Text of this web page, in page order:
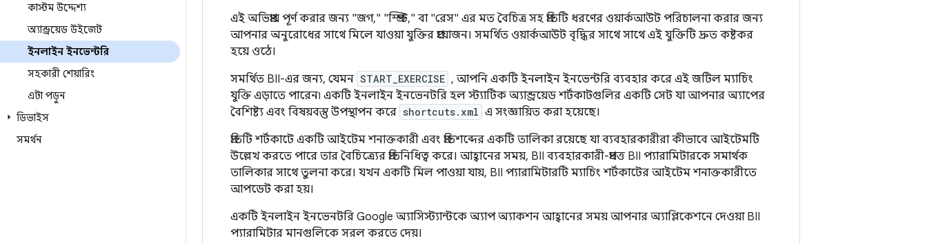
কাস্টম উদ্দেশ্য
অ্যান্ড্রয়েড উইজেট
ইনলাইন ইনভেন্টরি
সহকারী শেয়ারিং
এটা পড়ুন
ডিভাইস
সমর্থন
এই অভিপ্রায় পূর্ণ করার জন্য "জগ," "স্প্রিন্ট," বা "রেস" এর মত বৈচিত্র সহ প্রতিটি ধরণের ওয়ার্কআউট পরিচালনা করার জন্য
আপনার অনুরোধের সাথে মিলে যাওয়া যুক্তির প্রয়োজন। সমর্থিত ওয়ার্কআউট বৃদ্ধির সাথে সাথে এই যুক্তিটি দ্রুত কষ্টকর
হয়ে ওঠে।
সমর্থিত BII-এর জন্য, যেমন START_EXERCISE , আপনি একটি ইনলাইন ইনভেন্টরি ব্যবহার করে এই জটিল ম্যাচিং
যুক্তি এড়াতে পারেন৷ একটি ইনলাইন ইনভেনটরি হল স্ট্যাটিক অ্যান্ড্রয়েড শর্টকাটগুলির একটি সেট যা আপনার অ্যাপের
বৈশিষ্ট্য এবং বিষয়বস্তু উপস্থাপন করে shortcuts.xml এ সংজ্ঞায়িত করা হয়েছে।
প্রতিটি শর্টকাটে একটি আইটেম শনাক্তকারী এবং প্রতিশব্দের একটি তালিকা রয়েছে যা ব্যবহারকারীরা কীভাবে আইটেমটি
উল্লেখ করতে পারে তার বৈচিত্র্যের প্রতিনিধিত্ব করে। আহ্বানের সময়, BII ব্যবহারকারী-প্রদত্ত BII প্যারামিটারকে সমার্থক
তালিকার সাথে তুলনা করে। যখন একটি মিল পাওয়া যায়, BII প্যারামিটারটি ম্যাচিং শর্টকাটের আইটেম শনাক্তকারীতে
আপডেট করা হয়।
একটি ইনলাইন ইনভেনটরি Google অ্যাসিস্ট্যান্টকে অ্যাপ অ্যাকশন আহ্বানের সময় আপনার অ্যাপ্লিকেশনে দেওয়া BII
প্যারামিটার মানগুলিকে সরল করতে দেয়।